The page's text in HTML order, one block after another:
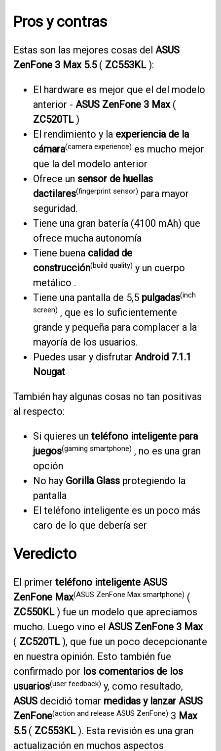
Pros y contras
Estas son las mejores cosas delASUS
ZenFone 3 Max 5.5( ZC553KL):
El hardware es mejor que el del modelo
anterior -ASUS ZenFone 3 Max(
ZC520TL)
El rendimiento y la experiencia de la
cámara(camera experience) es mucho mejor
que la del modelo anterior
Ofrece un sensor de huellas
dactilares(fingerprint sensor) para mayor
seguridad.
Tiene una gran batería (4100 mAh) que
ofrece mucha autonomía
Tiene buena calidad de
construcción(build quality) y un cuerpo
metálico .
Tiene una pantalla de 5,5 pulgadas(inch
screen) , que es lo suficientemente
grande y pequeña para complacer a la
mayoría de los usuarios.
Puedes usar y disfrutarAndroid 7.1.1
Nougat
También hay algunas cosas no tan positivas
al respecto:
Si quieres unteléfono inteligente para
juegos(gaming smartphone) , no es una gran
opción
No hay Gorilla Glass protegiendo la
pantalla
El teléfono inteligente es un poco más
caro de lo que debería ser
Veredicto
El primerteléfono inteligente ASUS
ZenFone Max(ASUS ZenFone Max smartphone) (
ZC550KL) fue un modelo que apreciamos
mucho. Luego vino elASUS ZenFone 3 Max
( ZC520TL), que fue un poco decepcionante
en nuestra opinión. Esto también fue
confirmado por los comentarios de los
usuarios(user feedback) y, como resultado,
ASUS decidió tomar medidas y lanzar ASUS
ZenFone(action and release ASUS ZenFone) 3 Max
5.5( ZC553KL). Esta revisión es una gran
actualización en muchos aspectos